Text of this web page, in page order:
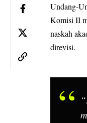
Undang-
Komisi II
naskah
direvisi.